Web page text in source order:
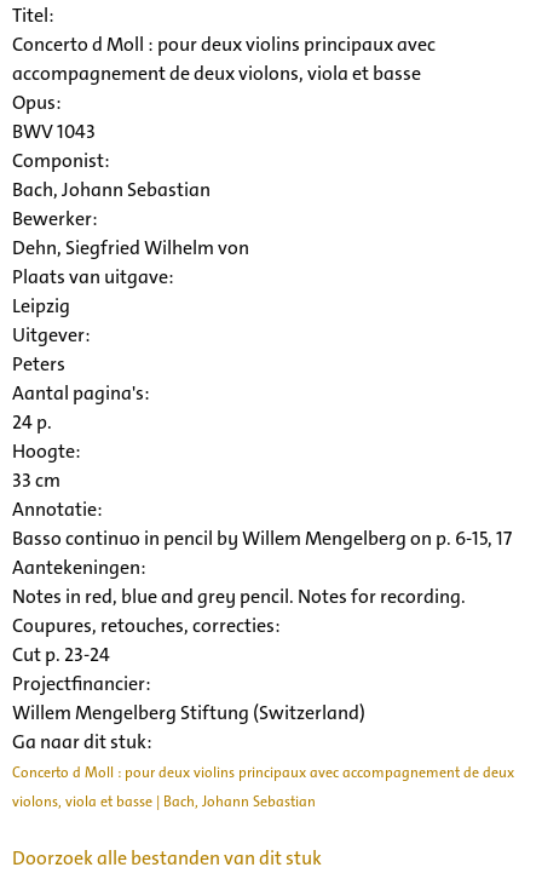
Titel:
Concerto d Moll : pour deux violins principaux avec
accompagnement de deux violons, viola et basse
Opus:
BWV 1043
Componist:
Bach, Johann Sebastian
Bewerker:
Dehn, Siegfried Wilhelm von
Plaats van uitgave:
Leipzig
Uitgever:
Peters
Aantal pagina's:
24 p.
Hoogte:
33 cm
Annotatie:
Basso continuo in pencil by Willem Mengelberg on p. 6-15, 17
Aantekeningen:
Notes in red, blue and grey pencil. Notes for recording.
Coupures, retouches, correcties:
Cut p. 23-24
Projectfinancier:
Willem Mengelberg Stiftung (Switzerland)
Ga naar dit stuk:
Concerto d Moll : pour deux violins principaux avec accompagnement de deux
violons, viola et basse | Bach, Johann Sebastian
Doorzoek alle bestanden van dit stuk